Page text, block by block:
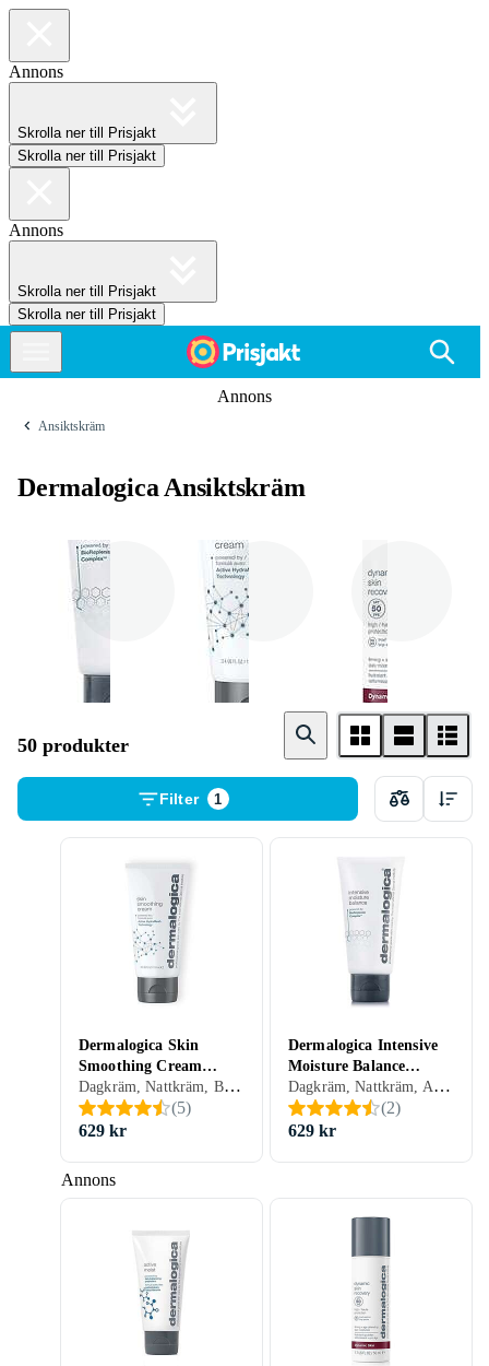
Annons
Skrolla ner till Prisjakt
Skrolla ner till Prisjakt
Annons
Skrolla ner till Prisjakt
Skrolla ner till Prisjakt
Annons
Ansiktskräm
Dermalogica Ansiktskräm
Nattkräm Anti age
50 produkter
Filter 1
Annons
Dermalogica Skin
Smoothing Cream
100ml
Dagkräm, Nattkräm, BB-cream, CC-cream, Dam, Mjukgörande, Rengörande, Uppfriskande/Kylande, Återfuktande, Lyster, Motverkar rynkor, Antioxidant, Uppstramande, Balanserande, Närande, Lugnande, Halskräm, Normal, Blandad, Torr, Alla, Mogen
(5)
629 kr
Dermalogica Intensive
Moisture Balance
Cream 100ml
Dagkräm, Nattkräm, Anti age, Dam, Mjukgörande, Återfuktande, Motverkar rynkor, Antioxidant, Regenererande, Balanserande, Närande, Normal, Torr, Alla, Mogen
(2)
629 kr